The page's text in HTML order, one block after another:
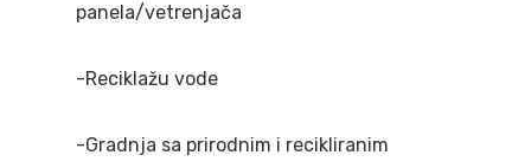
panela/vetrenjača
-Reciklažu vode
-Gradnja sa prirodnim i recikliranim